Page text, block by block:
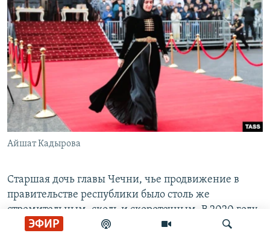
ЭФИР
Айшат Кадырова
Старшая дочь главы Чечни, чье продвижение в
правительстве республики было столь же
стремительным, сколь и скоротечным. В 2020 году
Айшат Кадырова заняла пост замминистра